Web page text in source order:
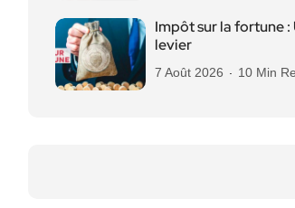
Impôt sur la fortune :
levier
7 Août 2026 10 Min